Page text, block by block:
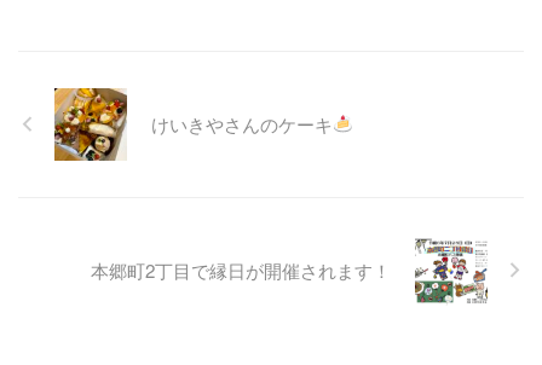
けいきやさんのケーキ
本郷町2丁目で縁日が開催されます！